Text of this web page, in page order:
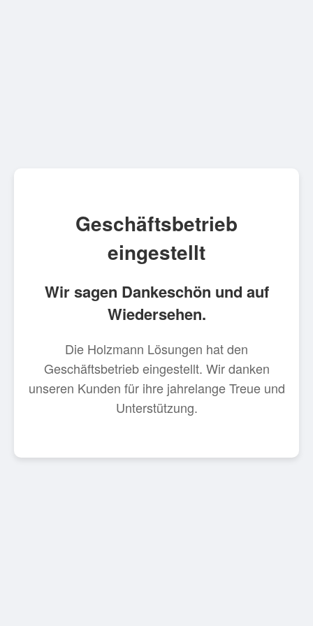
Geschäftsbetrieb
eingestellt
Wir sagen Dankeschön und auf
Wiedersehen.
Die Holzmann Lösungen hat den
Geschäftsbetrieb eingestellt. Wir danken
unseren Kunden für ihre jahrelange Treue und
Unterstützung.